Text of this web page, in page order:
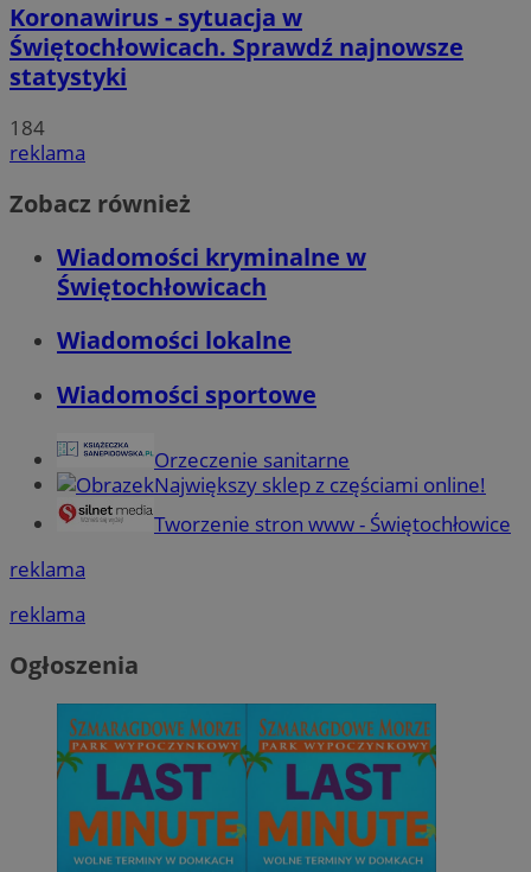
Koronawirus - sytuacja w
Świętochłowicach. Sprawdź najnowsze
statystyki
184
reklama
Zobacz również
Wiadomości kryminalne w
Świętochłowicach
Wiadomości lokalne
Wiadomości sportowe
Orzeczenie sanitarne
Największy sklep z częściami online!
Tworzenie stron www - Świętochłowice
reklama
reklama
Ogłoszenia